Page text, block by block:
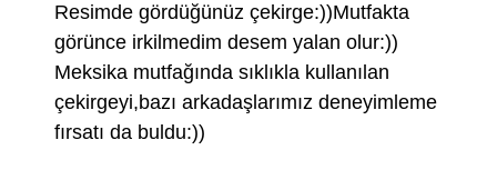
Resimde gördüğünüz çekirge:))Mutfakta
görünce irkilmedim desem yalan olur:))
Meksika mutfağında sıklıkla kullanılan
çekirgeyi,bazı arkadaşlarımız deneyimleme
fırsatı da buldu:))